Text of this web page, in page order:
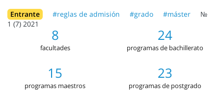
Entrante #reglas de admisión #grado #máster
№
1 (7) 2021
8
facultades
24
programas de bachillerato
15
programas maestros
23
programas de postgrado